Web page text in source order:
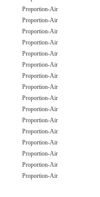
Proportion-Air
Proportion-Air
Proportion-Air
Proportion-Air
Proportion-Air
Proportion-Air
Proportion-Air
Proportion-Air
Proportion-Air
Proportion-Air
Proportion-Air
Proportion-Air
Proportion-Air
Proportion-Air
Proportion-Air
Proportion-Air